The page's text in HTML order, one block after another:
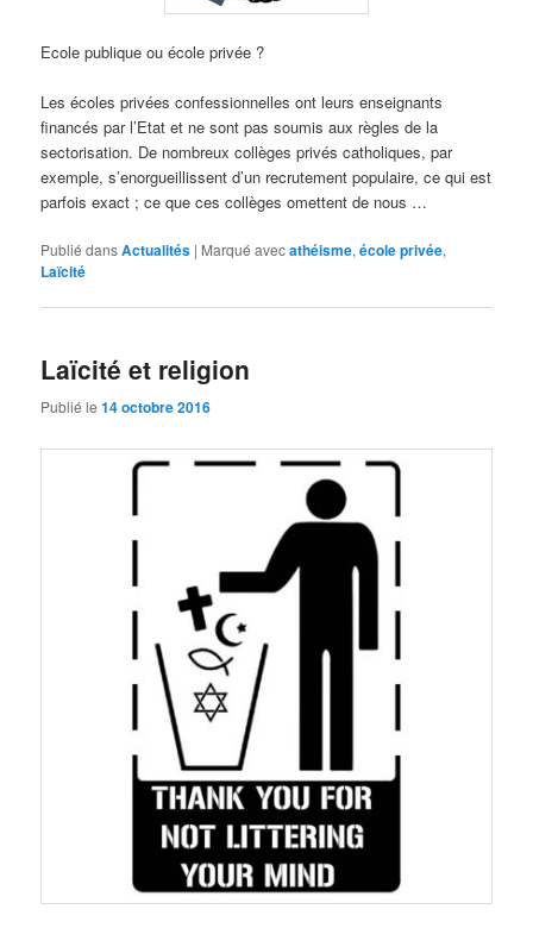
Ecole publique ou école privée ?
Les écoles privées confessionnelles ont leurs enseignants
financés par l’Etat et ne sont pas soumis aux règles de la
sectorisation. De nombreux collèges privés catholiques, par
exemple, s’enorgueillissent d’un recrutement populaire, ce qui est
parfois exact ; ce que ces collèges omettent de nous …
Publié dansActualités | Marqué avecathéisme,école privée,
Laïcité
Laïcité et religion
Publié le14 octobre 2016